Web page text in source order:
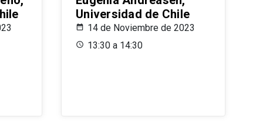
Universidad de Chile
14 de Noviembre de 2023
13:30 a 14:30